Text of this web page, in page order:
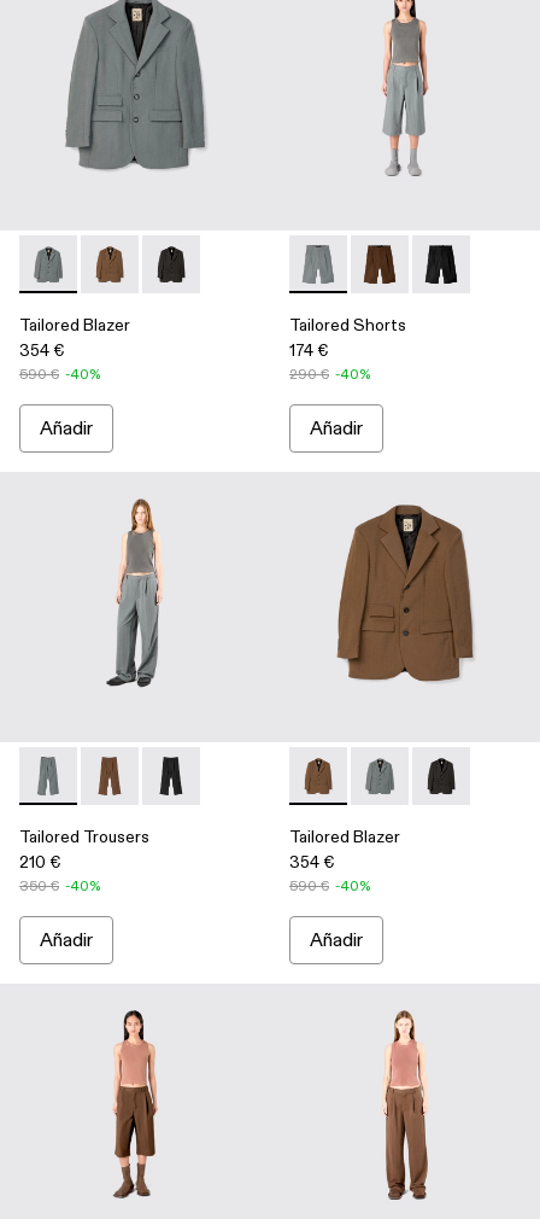
Tailored Blazer - AU00025-002 - Chaqueta de traje
Tailored Blazer - AU00025-003 - Chaqueta de traje
Tailored Blazer - AU00025-001 - Chaqueta
Tailored Blazer
354 €
590 € -40%
Añadir
Tailored Shorts -
Tailored Shorts -
Tailored
Tailored Shorts
174 €
290 € -40%
Añadir
Tailored Trousers - AU00029-005 - Pantalones de traje
Tailored Trousers - AU00029-006 - Pantalones de
Tailored Trousers - AU00029-004 -
Tailored Trousers
210 €
350 € -40%
Añadir
Tailored Blazer - AU00025-
Tailored Blazer -
Tailored
Tailored Blazer
354 €
590 € -40%
Añadir